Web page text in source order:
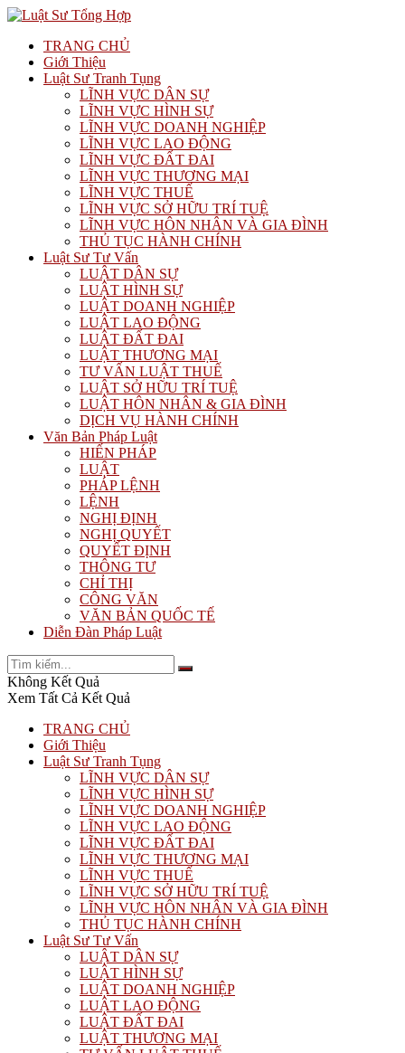
TRANG CHỦ
Giới Thiệu
Luật Sư Tranh Tụng
LĨNH VỰC DÂN SỰ
LĨNH VỰC HÌNH SỰ
LĨNH VỰC DOANH NGHIỆP
LĨNH VỰC LAO ĐỘNG
LĨNH VỰC ĐẤT ĐAI
LĨNH VỰC THƯƠNG MẠI
LĨNH VỰC THUẾ
LĨNH VỰC SỞ HỮU TRÍ TUỆ
LĨNH VỰC HÔN NHÂN VÀ GIA ĐÌNH
THỦ TỤC HÀNH CHÍNH
Luật Sư Tư Vấn
LUẬT DÂN SỰ
LUẬT HÌNH SỰ
LUẬT DOANH NGHIỆP
LUẬT LAO ĐỘNG
LUẬT ĐẤT ĐAI
LUẬT THƯƠNG MẠI
TƯ VẤN LUẬT THUẾ
LUẬT SỞ HỮU TRÍ TUỆ
LUẬT HÔN NHÂN & GIA ĐÌNH
DỊCH VỤ HÀNH CHÍNH
Văn Bản Pháp Luật
HIẾN PHÁP
LUẬT
PHÁP LỆNH
LỆNH
NGHỊ ĐỊNH
NGHỊ QUYẾT
QUYẾT ĐỊNH
THÔNG TƯ
CHỈ THỊ
CÔNG VĂN
VĂN BẢN QUỐC TẾ
Diễn Đàn Pháp Luật
Không Kết Quả
Xem Tất Cả Kết Quả
TRANG CHỦ
Giới Thiệu
Luật Sư Tranh Tụng
LĨNH VỰC DÂN SỰ
LĨNH VỰC HÌNH SỰ
LĨNH VỰC DOANH NGHIỆP
LĨNH VỰC LAO ĐỘNG
LĨNH VỰC ĐẤT ĐAI
LĨNH VỰC THƯƠNG MẠI
LĨNH VỰC THUẾ
LĨNH VỰC SỞ HỮU TRÍ TUỆ
LĨNH VỰC HÔN NHÂN VÀ GIA ĐÌNH
THỦ TỤC HÀNH CHÍNH
Luật Sư Tư Vấn
LUẬT DÂN SỰ
LUẬT HÌNH SỰ
LUẬT DOANH NGHIỆP
LUẬT LAO ĐỘNG
LUẬT ĐẤT ĐAI
LUẬT THƯƠNG MẠI